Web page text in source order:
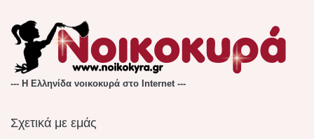
--- Η Ελληνίδα νοικοκυρά στο Internet ---
Σχετικά με εμάς